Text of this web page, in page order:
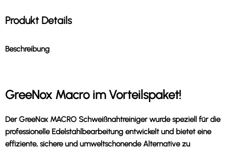
Produkt Details
Beschreibung
GreeNox Macro im Vorteilspaket!
Der GreeNox MACRO Schweißnahtreiniger wurde speziell für die
professionelle Edelstahlbearbeitung entwickelt und bietet eine
effiziente, sichere und umweltschonende Alternative zu